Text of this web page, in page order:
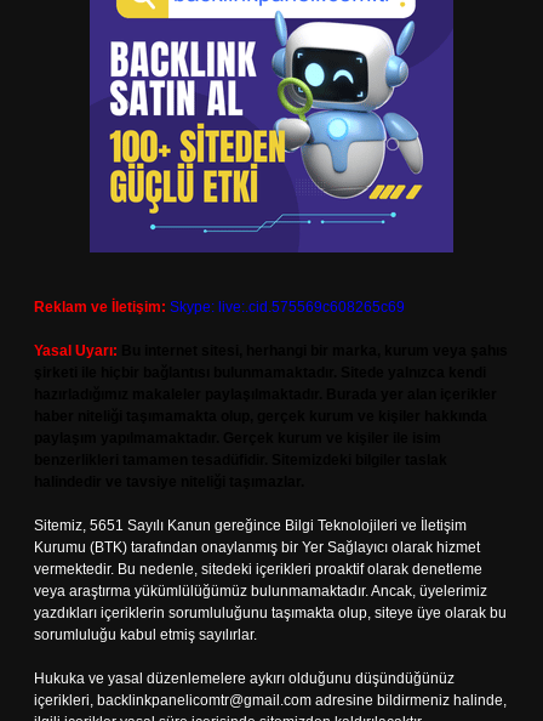
Reklam ve İletişim: Skype: live:.cid.575569c608265c69
Yasal Uyarı:
Sitemiz, 5651 Sayılı Kanun gereğince Bilgi Teknolojileri ve İletişim
Kurumu (BTK) tarafından onaylanmış bir Yer Sağlayıcı olarak hizmet
vermektedir. Bu nedenle, sitedeki içerikleri proaktif olarak denetleme
veya araştırma yükümlülüğümüz bulunmamaktadır. Ancak, üyelerimiz
yazdıkları içeriklerin sorumluluğunu taşımakta olup, siteye üye olarak bu
sorumluluğu kabul etmiş sayılırlar.
Hukuka ve yasal düzenlemelere aykırı olduğunu düşündüğünüz
içerikleri, backlinkpanelicomtr@gmail.com adresine bildirmeniz halinde,